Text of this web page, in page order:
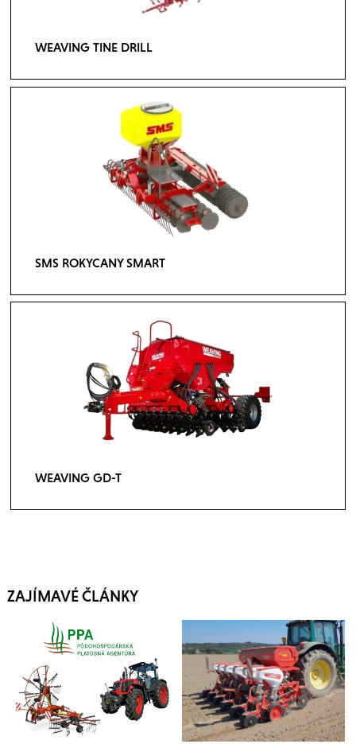
WEAVING TINE DRILL
SMS ROKYCANY SMART
WEAVING GD-T
ZAJÍMAVÉ ČLÁNKY